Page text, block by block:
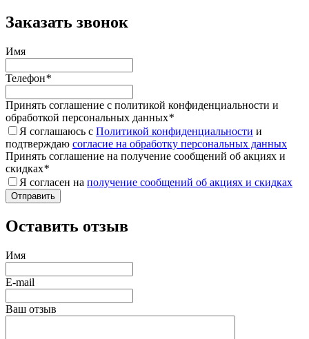
Заказать звонок
Имя
Телефон*
Принять соглашение с политикой конфиденциальности и
обработкой персональных данных*
Я соглашаюсь с Политикой конфиденциальности и
подтверждаю согласие на обработку персональных данных
Принять соглашение на получение сообщений об акциях и
скидках*
Я согласен на получение сообщений об акциях и скидках
Оставить отзыв
Имя
E-mail
Ваш отзыв